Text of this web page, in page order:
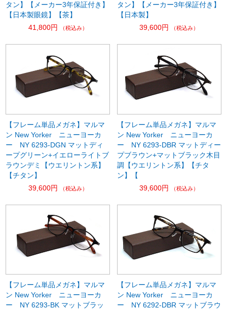
タン】【メーカー3年保証付き】
【日本製眼鏡】【茶】
41,800円
（税込み）
タン】【メーカー3年保証付き】
【日本製】
39,600円
（税込み）
【フレーム単品メガネ】マルマ
ン New Yorker ニューヨーカ
ー NY 6293-DGN マットディ
ープグリーン+イエローライトブ
ラウンデミ【ウエリントン系】
【チタン】
39,600円
（税込み）
【フレーム単品メガネ】マルマ
ン New Yorker ニューヨーカ
ー NY 6293-DBR マットディー
プブラウン+マットブラック木目
調【ウエリントン系】【チタ
ン】【
39,600円
（税込み）
【フレーム単品メガネ】マルマ
ン New Yorker ニューヨーカ
ー NY 6293-BK マットブラッ
【フレーム単品メガネ】マルマ
ン New Yorker ニューヨーカ
ー NY 6292-DBR マットブラウ